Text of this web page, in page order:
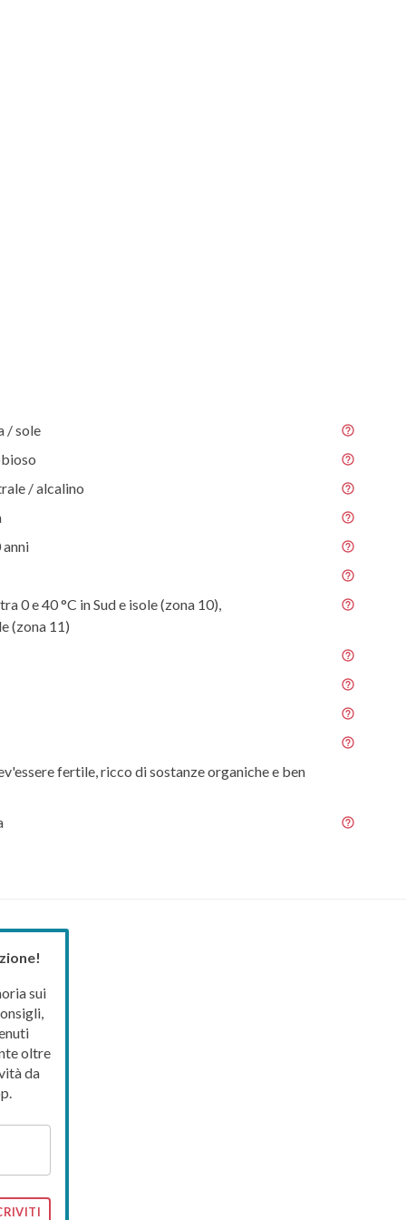
/ sole
/ alcalino
anni
0 e 40 °C in Sud e isole (zona 10),
(zona 11)
fertile, ricco di sostanze organiche e ben
sui
oltre
da